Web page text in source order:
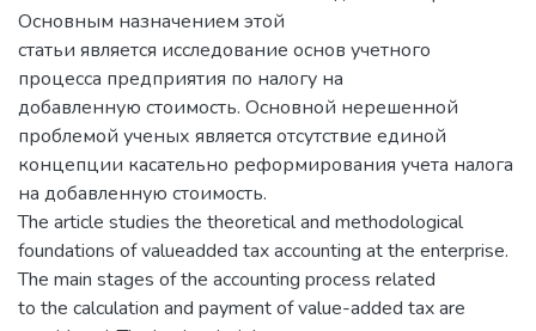
Основным назначением этой
статьи является исследование основ учетного
процесса предприятия по налогу на
добавленную стоимость. Основной нерешенной
проблемой ученых является отсутствие единой
концепции касательно реформирования учета налога
на добавленную стоимость.
The article studies the theoretical and methodological
foundations of valueadded tax accounting at the enterprise.
The main stages of the accounting process related
to the calculation and payment of value-added tax are